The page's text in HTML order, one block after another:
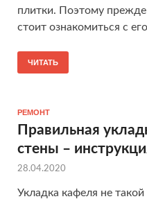
плитки. Поэтому прежде
стоит ознакомиться с
ЧИТАТЬ
РЕМОНТ
Правильная
стены –
28.04.2020
Укладка кафеля не